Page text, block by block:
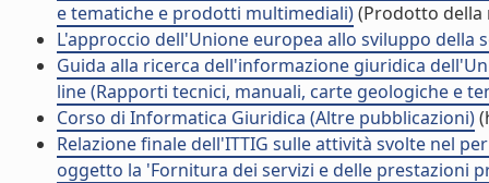
e tematiche e prodotti multimediali)(Prodotto della
L'approccio dell'Unione europea allo sviluppo
Guida alla ricerca dell'informazione giuridica
line (Rapporti tecnici, manuali, carte geologiche e
Corso di Informatica Giuridica (Altre pubblicazioni)
Relazione finale dell'ITTIG sulle attività svolte nel
oggetto la 'Fornitura dei servizi e delle prestazioni